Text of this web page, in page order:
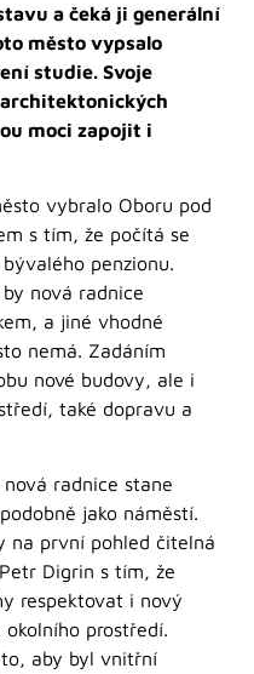
a čeká ji generální
město vypsalo
studie. Svoje
moci zapojit i
vybralo Oboru pod
s tím, že počítá se
penzionu.
nová radnice
a jiné vhodné
nemá. Zadáním
nové budovy, ale i
také dopravu a
nová radnice stane
jako náměstí.
na první pohled čitelná
Digrin s tím, že
respektovat i nový
prostředí.
aby byl vnitřní